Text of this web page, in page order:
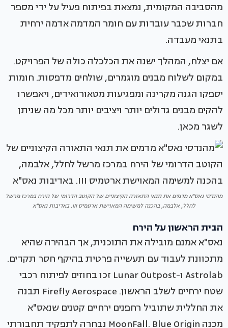
מהסביבה המקומית, נמצאת בפיתוח פעיל על ידי מספר
חברות שכבר עובדות עם חומר המדמה אדמה ירחית
בתנאי מעבדה.
אם יצלח, המהלך ישנה את הכלכלה כולה של הפרויקט.
במקום לשלוח מבנים מוגמרים, שולחים מדפסות. חומות
יספקו הגנה מקרינה ומפגיעות מטאורואידים, ויאפשרו
להקים מבנים גדולים יותר ויציבים יותר מכל מה שניתן
לשגר מכאן.
מהנדסי נאס"א מדמים את תנאי התאורה הקיצוניים של הקוטב הדרומי של הירח במרכז מרשל
לחלל, אלבמה, בהכנה למשימה המאוישת ארטמיס III. באדיבות נאס"א
הבית הראשון על הירח
נאס"א אמנם מובילה את התוכנית, אך הבהירה שהיא
מתכוונת לעבוד עם תעשייה פרטית בהיקף חסר תקדים.
Astrolab ו-Lunar Outpost זכו בחוזים לפיתוח רכבי
שטח ירחיים לשלב הראשון. Firefly Aerospace תבנה
את החללית שתוביל רחפנים ירחיים קטנים שנאס"א
מכנה MoonFall. Blue Origin נבחרה לתפקיד תחבורתי